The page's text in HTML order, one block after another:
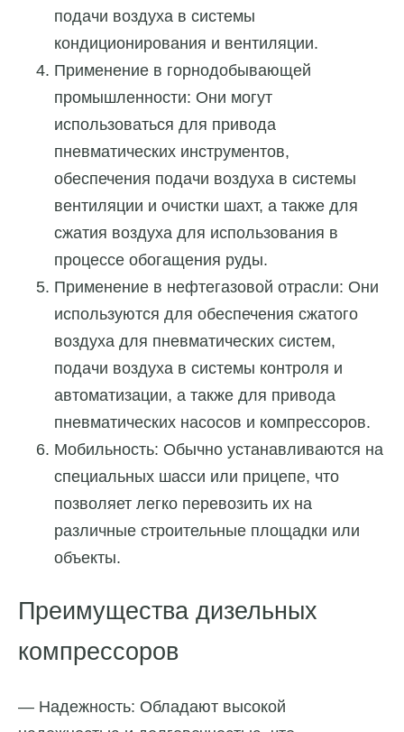
подачи воздуха в системы
кондиционирования и вентиляции.
Применение в горнодобывающей
промышленности: Они могут
использоваться для привода
пневматических инструментов,
обеспечения подачи воздуха в системы
вентиляции и очистки шахт, а также для
сжатия воздуха для использования в
процессе обогащения руды.
Применение в нефтегазовой отрасли: Они
используются для обеспечения сжатого
воздуха для пневматических систем,
подачи воздуха в системы контроля и
автоматизации, а также для привода
пневматических насосов и компрессоров.
Мобильность: Обычно устанавливаются на
специальных шасси или прицепе, что
позволяет легко перевозить их на
различные строительные площадки или
объекты.
Преимущества дизельных
компрессоров
— Надежность: Обладают высокой